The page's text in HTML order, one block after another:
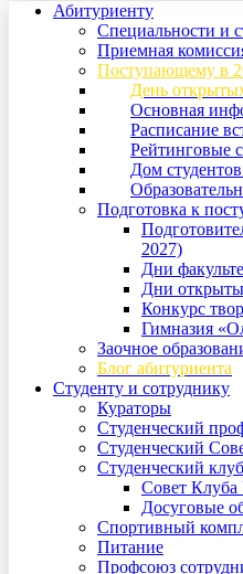
Абитуриенту
Специальности и
Приемная
Поступающему в
День
Основная
Расписание
Рейтинговые
Дом
Подготовка к
2027)
Дни
Дни
Конкурс
Гимназия
Заочное
Блог абитуриента
Студенту и сотруднику
Кураторы
Студенческий
Студенческий
Студенческий клуб
Совет Клуба
Досуговые
Спортивный
Питание
Профсоюз